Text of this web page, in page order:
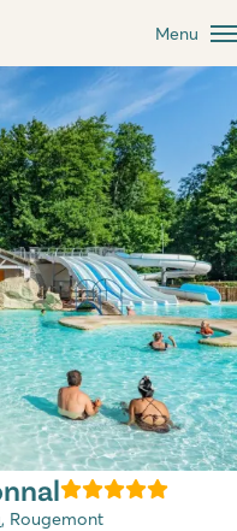
Menu
, Rougemont